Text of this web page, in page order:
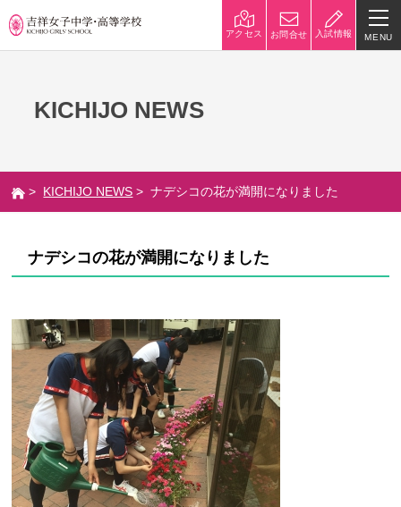
アクセス お問合せ 入試情報 MENU
校長挨拶
八王子キャンパス 学校規模
災害への対策 学校紹介動画
祥美会（保護者の会）・淑美
会（卒業生の会）
サポーターズサイト（寄付金
のお願い）
吉祥での学び
カリキュラム 授業、各教科の取り組み
補習・教養講座・公開講座・
高大連携・講習・勉強合宿
ライフスキルプログラム
KICHIJO NEWS
> KICHIJO NEWS > ナデシコの花が満開になりました
ナデシコの花が満開になりました